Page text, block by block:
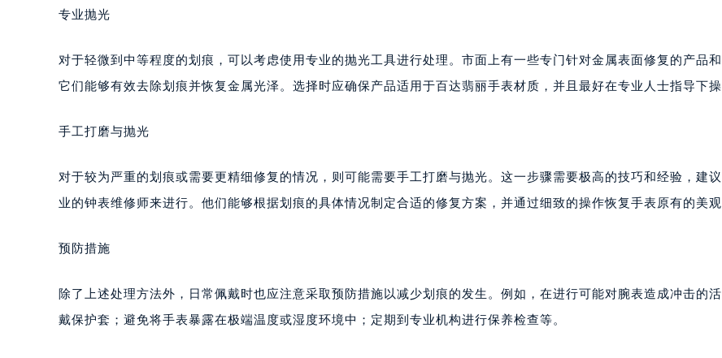
合肥市蜀山区潜山路111号万象城华润大厦B座12楼03室（需提前预约）
石家庄市长安区中山东路39号勒泰中心写字楼B座13层07室（需提前预约）
台州市椒江区东海大道1800号腾达中心东1幢20楼2002室（需提前预约）
内蒙古自治区呼和浩特市玉泉区大学西街70号华润万象城写字楼（鄂尔多斯大厦）23层2326室（需
专业抛光
对于轻微到中等程度的划痕，可以考虑使用专业的抛光工具进行处理。市面上有一些专门针对金属表面修复的产品和
它们能够有效去除划痕并恢复金属光泽。选择时应确保产品适用于百达翡丽手表材质，并且最好在专业人士指导下操
手工打磨与抛光
对于较为严重的划痕或需要更精细修复的情况，则可能需要手工打磨与抛光。这一步骤需要极高的技巧和经验，建
业的钟表维修师来进行。他们能够根据划痕的具体情况制定合适的修复方案，并通过细致的操作恢复手表原有的美观
预防措施
除了上述处理方法外，日常佩戴时也应注意采取预防措施以减少划痕的发生。例如，在进行可能对腕表造成冲击的
戴保护套；避免将手表暴露在极端温度或湿度环境中；定期到专业机构进行保养检查等。